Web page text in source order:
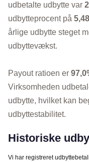
udbetalte udbytte var
udbytteprocent på
årlige udbytte steget
udbyttevækst.
Payout ratioen er
Virksomheden
udbytte, hvilket kan
udbyttestabilitet.
Historiske
Vi har registreret